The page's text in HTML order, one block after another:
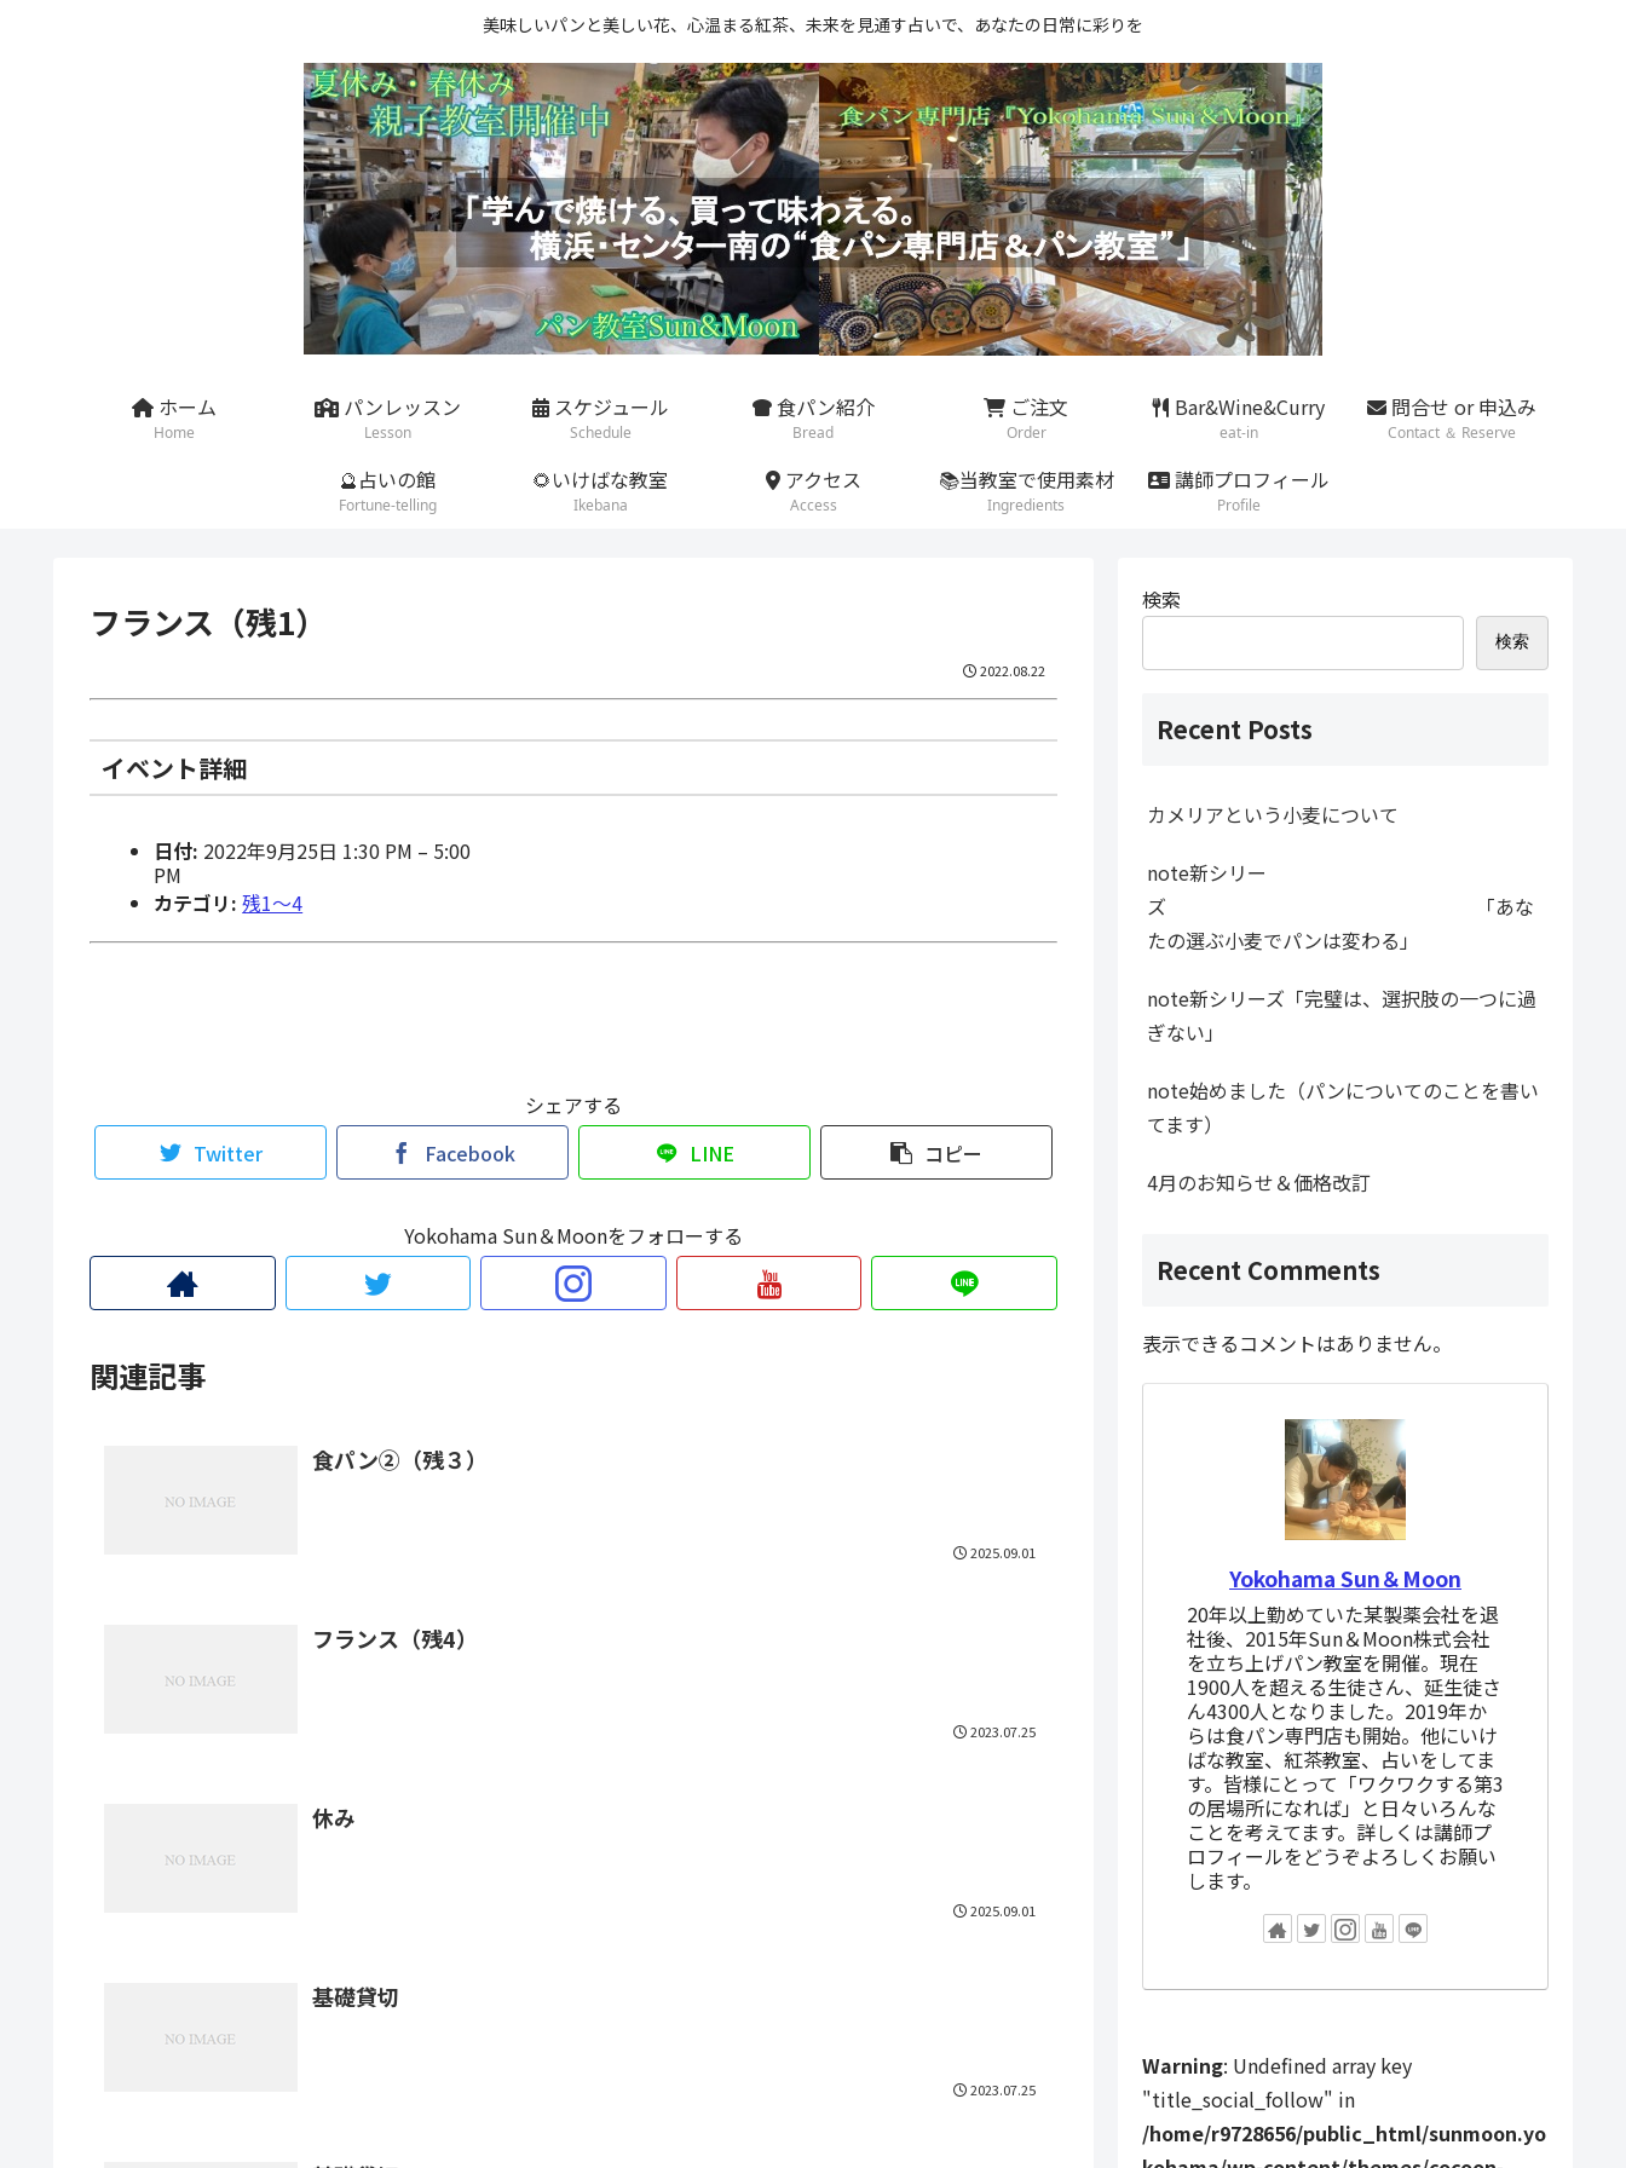
美味しいパンと美しい花、心温まる紅茶、未来を見通す占いで、あなたの日常に彩りを
ホーム
Home
パンレッスン
Lesson
スケジュール
Schedule
食パン紹介
Bread
ご注文
Order
Bar&Wine&Curry
eat-in
問合せ or 申込み
Contact ＆ Reserve
🔮占いの館
Fortune-telling
🌻いけばな教室
Ikebana
アクセス
Access
📚当教室で使用素材
Ingredients
講師プロフィール
Profile
フランス（残1）
2022.08.22
イベント詳細
日付: 2022年9月25日 1:30 PM – 5:00
PM
カテゴリ: 残1〜4
シェアする
Twitter
Facebook LINE コピー
Yokohama Sun＆Moonをフォローする
関連記事
食パン②（残３）
2025.09.01
フランス（残4）
2023.07.25
休み
2025.09.01
基礎貸切
2023.07.25
検索
検索
Recent Posts
カメリアという小麦について
note新シリー
ズ 「あな
たの選ぶ小麦でパンは変わる」
note新シリーズ「完璧は、選択肢の一つに過
ぎない」
note始めました（パンについてのことを書い
てます）
4月のお知らせ＆価格改訂
Recent Comments
表示できるコメントはありません。
Yokohama Sun＆Moon
20年以上勤めていた某製薬会社を退
社後、2015年Sun＆Moon株式会社
を立ち上げパン教室を開催。現在
1900人を超える生徒さん、延生徒さ
ん4300人となりました。2019年か
らは食パン専門店も開始。他にいけ
ばな教室、紅茶教室、占いをしてま
す。皆様にとって「ワクワクする第3
の居場所になれば」と日々いろんな
ことを考えてます。詳しくは講師プ
ロフィールをどうぞよろしくお願い
します。
Warning: Undefined array key
"title_social_follow" in
/home/r9728656/public_html/sunmoon.yo